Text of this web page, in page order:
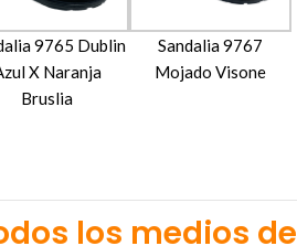
9765 Dublin
X Naranja
Bruslia
Sandalia 9767
Mojado Visone
los medios de